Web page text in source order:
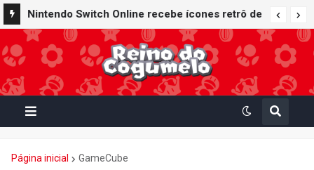
Nintendo Switch Online recebe ícones retrô de
Mario Paint (SNES) e Mario Kart: Super Circuit
(GBA)
Página inicial GameCube